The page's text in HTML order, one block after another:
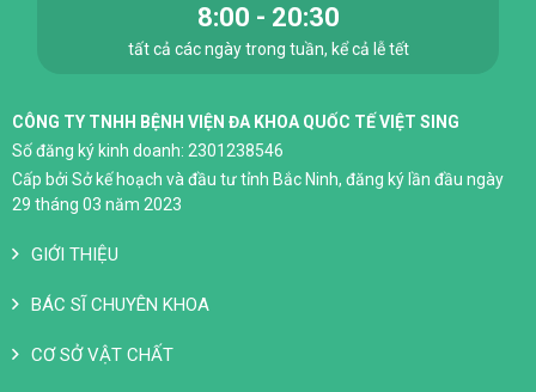
8:00 - 20:30
tất cả các ngày trong tuần, kể cả lễ tết
CÔNG TY TNHH BỆNH VIỆN ĐA KHOA QUỐC TẾ VIỆT SING
Số đăng ký kinh doanh: 2301238546
Cấp bởi Sở kế hoạch và đầu tư tỉnh Bắc Ninh, đăng ký lần đầu ngày
29 tháng 03 năm 2023
GIỚI THIỆU
BÁC SĨ CHUYÊN KHOA
CƠ SỞ VẬT CHẤT